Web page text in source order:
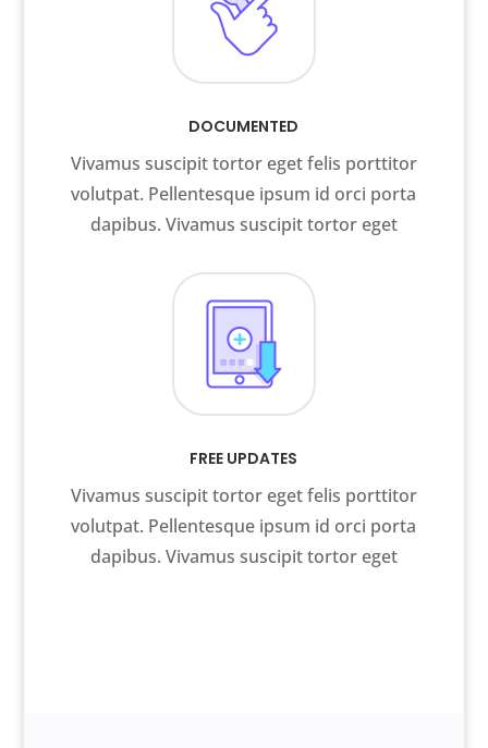
DOCUMENTED
Vivamus suscipit tortor eget felis porttitor
volutpat. Pellentesque ipsum id orci porta
dapibus. Vivamus suscipit tortor eget
FREE UPDATES
Vivamus suscipit tortor eget felis porttitor
volutpat. Pellentesque ipsum id orci porta
dapibus. Vivamus suscipit tortor eget